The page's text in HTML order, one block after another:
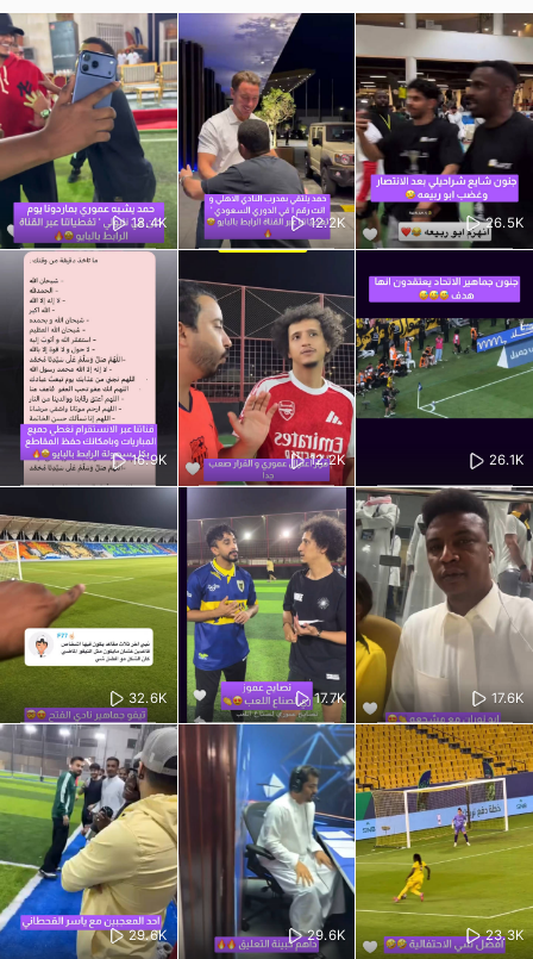
18.4K 12.2K 26.5K
16.9K 12.2K 26.1K
32.6K 17.7K 17.6K
29.6K 29.6K 23.3K